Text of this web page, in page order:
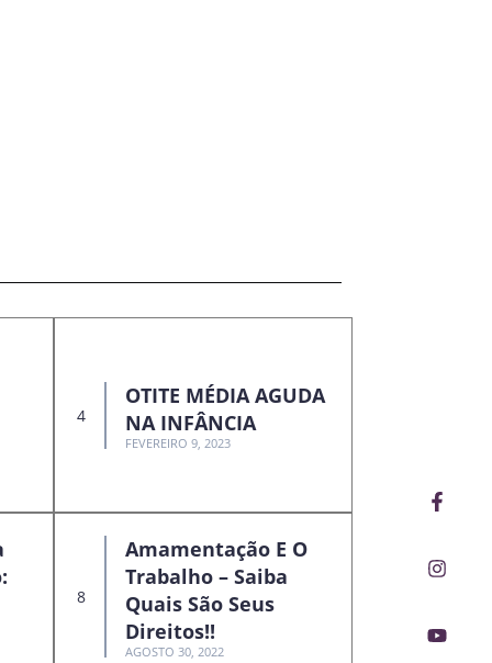
f
OTITE MÉDIA AGUDA
NA INFÂNCIA
FEVEREIRO 9, 2023
Amamentação E O
Trabalho – Saiba
Quais São Seus
Direitos!!
AGOSTO 30, 2022